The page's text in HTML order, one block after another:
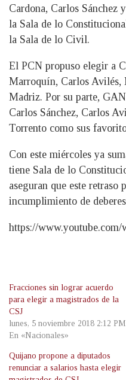
Cardona, Carlos
la Sala de lo
la Sala de lo Civil.
El PCN propuso elegir a
Marroquín, Carlos Avilés,
Madriz. Por su parte,
Carlos Sánchez, Carlos
Torrento como sus
Con este miércoles ya
tiene Sala de lo
aseguran que este
incumplimiento de
https://
Fracciones sin lograr acuerdo
para elegir a magistrados de la
CSJ
lunes, 5 noviembre 2018 2:12 PM
En «Nacionales»
Quijano propone a diputados
renunciar a salarios hasta elegir